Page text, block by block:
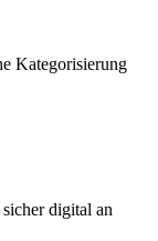
Kategorisierung
digital an